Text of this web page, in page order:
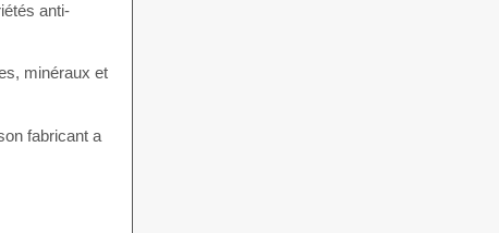
anti-
minéraux et
fabricant a